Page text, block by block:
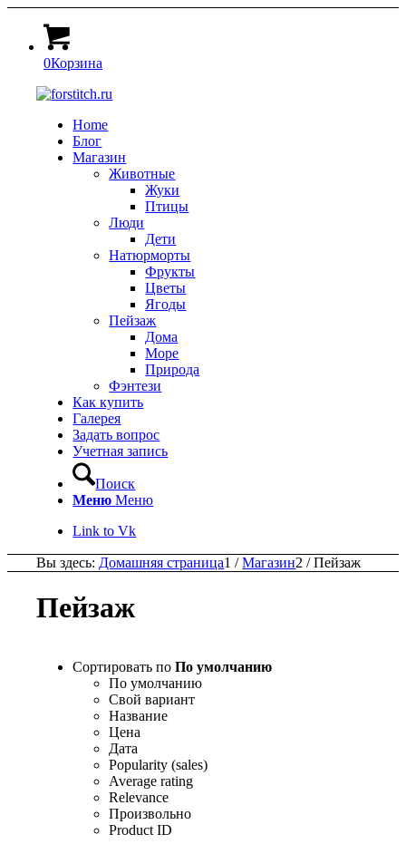
0Корзина
Home
Блог
Магазин
Животные
Жуки
Птицы
Люди
Дети
Натюрморты
Фрукты
Цветы
Ягоды
Пейзаж
Дома
Море
Природа
Фэнтези
Как купить
Галерея
Задать вопрос
Учетная запись
Поиск
Меню Меню
Link to Vk
Вы здесь: Домашняя страница1 / Магазин2 / Пейзаж
Пейзаж
Сортировать поПо умолчанию
По умолчанию
Свой вариант
Название
Цена
Дата
Popularity (sales)
Average rating
Relevance
Произвольно
Product ID